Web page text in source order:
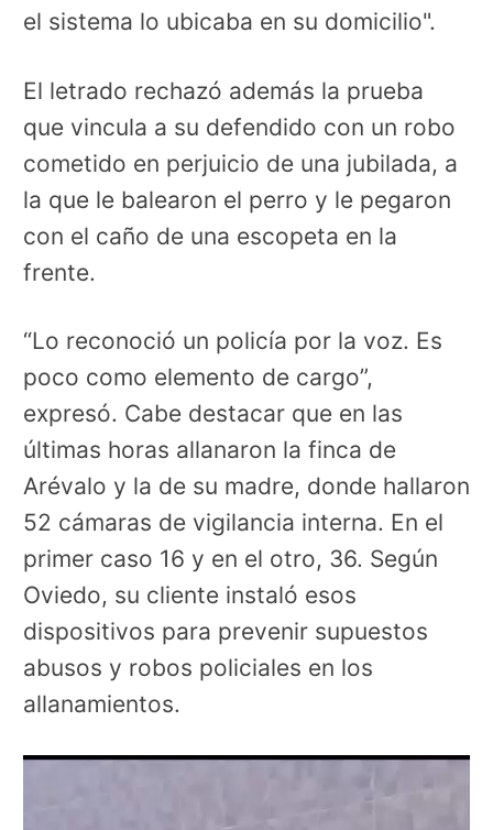
el sistema lo ubicaba en su domicilio".
El letrado rechazó además la prueba
que vincula a su defendido con un robo
cometido en perjuicio de una jubilada, a
la que le balearon el perro y le pegaron
con el caño de una escopeta en la
frente.
“Lo reconoció un policía por la voz. Es
poco como elemento de cargo”,
expresó. Cabe destacar que en las
últimas horas allanaron la finca de
Arévalo y la de su madre, donde hallaron
52 cámaras de vigilancia interna. En el
primer caso 16 y en el otro, 36. Según
Oviedo, su cliente instaló esos
dispositivos para prevenir supuestos
abusos y robos policiales en los
allanamientos.